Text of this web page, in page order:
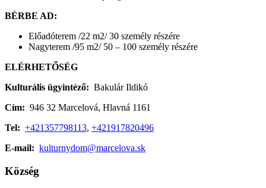
BÉRBE AD:
Előadóterem /22 m2/ 30 személy részére
Nagyterem /95 m2/ 50 – 100 személy részére
ELÉRHETŐSÉG
Kulturális ügyintéző: Bakulár Ildikó
Cím: 946 32 Marcelová, Hlavná 1161
Tel: +421357798113, +421917820496
E-mail: kulturnydom@marcelova.sk
Község